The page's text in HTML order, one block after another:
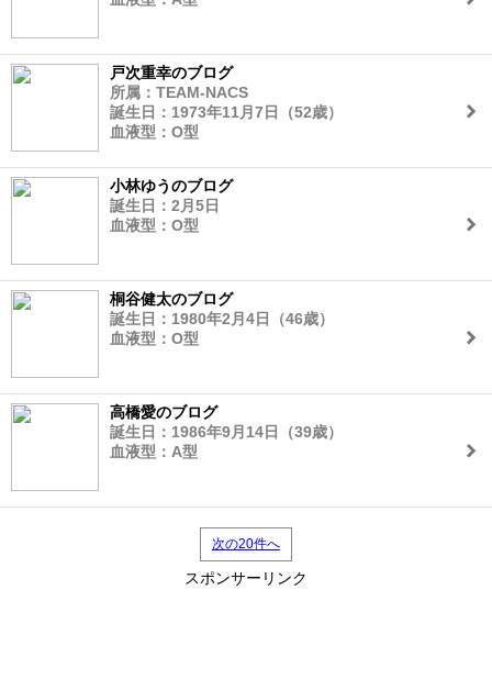
戸次重幸のブログ
所属：TEAM-NACS
誕生日：1973年11月7日（52歳）
血液型：O型
小林ゆうのブログ
誕生日：2月5日
血液型：O型
桐谷健太のブログ
誕生日：1980年2月4日（46歳）
血液型：O型
高橋愛のブログ
誕生日：1986年9月14日（39歳）
血液型：A型
次の20件へ
スポンサーリンク